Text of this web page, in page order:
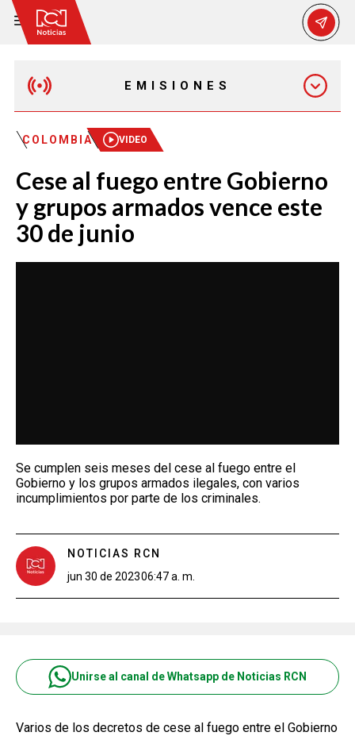
EMISIONES
MAÑANA EXPRESS
EMISIÓN 12:30 PM
COLOMBIA VIDEO
Cese al fuego entre Gobierno
y grupos armados vence este
30 de junio
Se cumplen seis meses del cese al fuego entre el
Gobierno y los grupos armados ilegales, con varios
incumplimientos por parte de los criminales.
NOTICIAS RCN
jun 30 de 202306:47 a. m.
Unirse al canal de Whatsapp de Noticias RCN
Varios de los decretos de cese al fuego entre el Gobierno